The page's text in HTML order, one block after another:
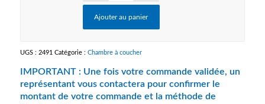
Ajouter au panier
UGS : 2491 Catégorie : Chambre à coucher